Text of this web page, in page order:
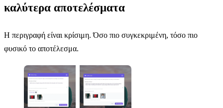
καλύτερα αποτελέσματα
Η περιγραφή είναι κρίσιμη. Όσο πιο συγκεκριμένη, τόσο πιο
φυσικό το αποτέλεσμα.